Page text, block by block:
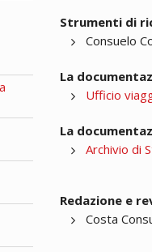
Strumenti di
Consuelo
La
Ufficio
La
Archivio di
Redazione e
Costa